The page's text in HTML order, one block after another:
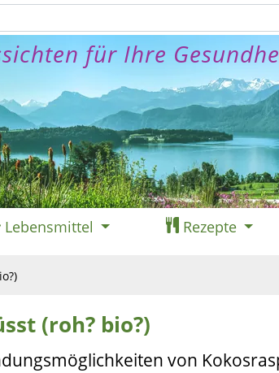
für Ihre
Lebensmittel Rezepte
(roh? bio?)
von